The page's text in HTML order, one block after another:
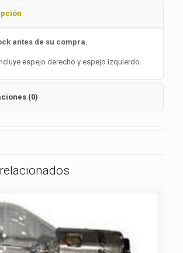
antes de su compra.
espejo derecho y espejo izquierdo.
(0)